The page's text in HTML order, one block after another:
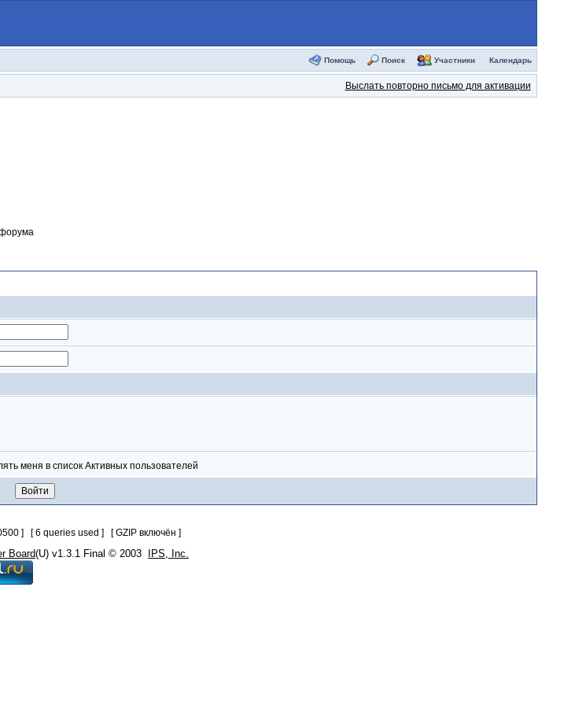
Помощь Поиск Участники Календарь
Выслать повторно письмо для активации
меня в список Активных пользователей
] [ 6 queries used ] [ GZIP включён ]
Board(U) v1.3.1 Final © 2003 IPS, Inc.